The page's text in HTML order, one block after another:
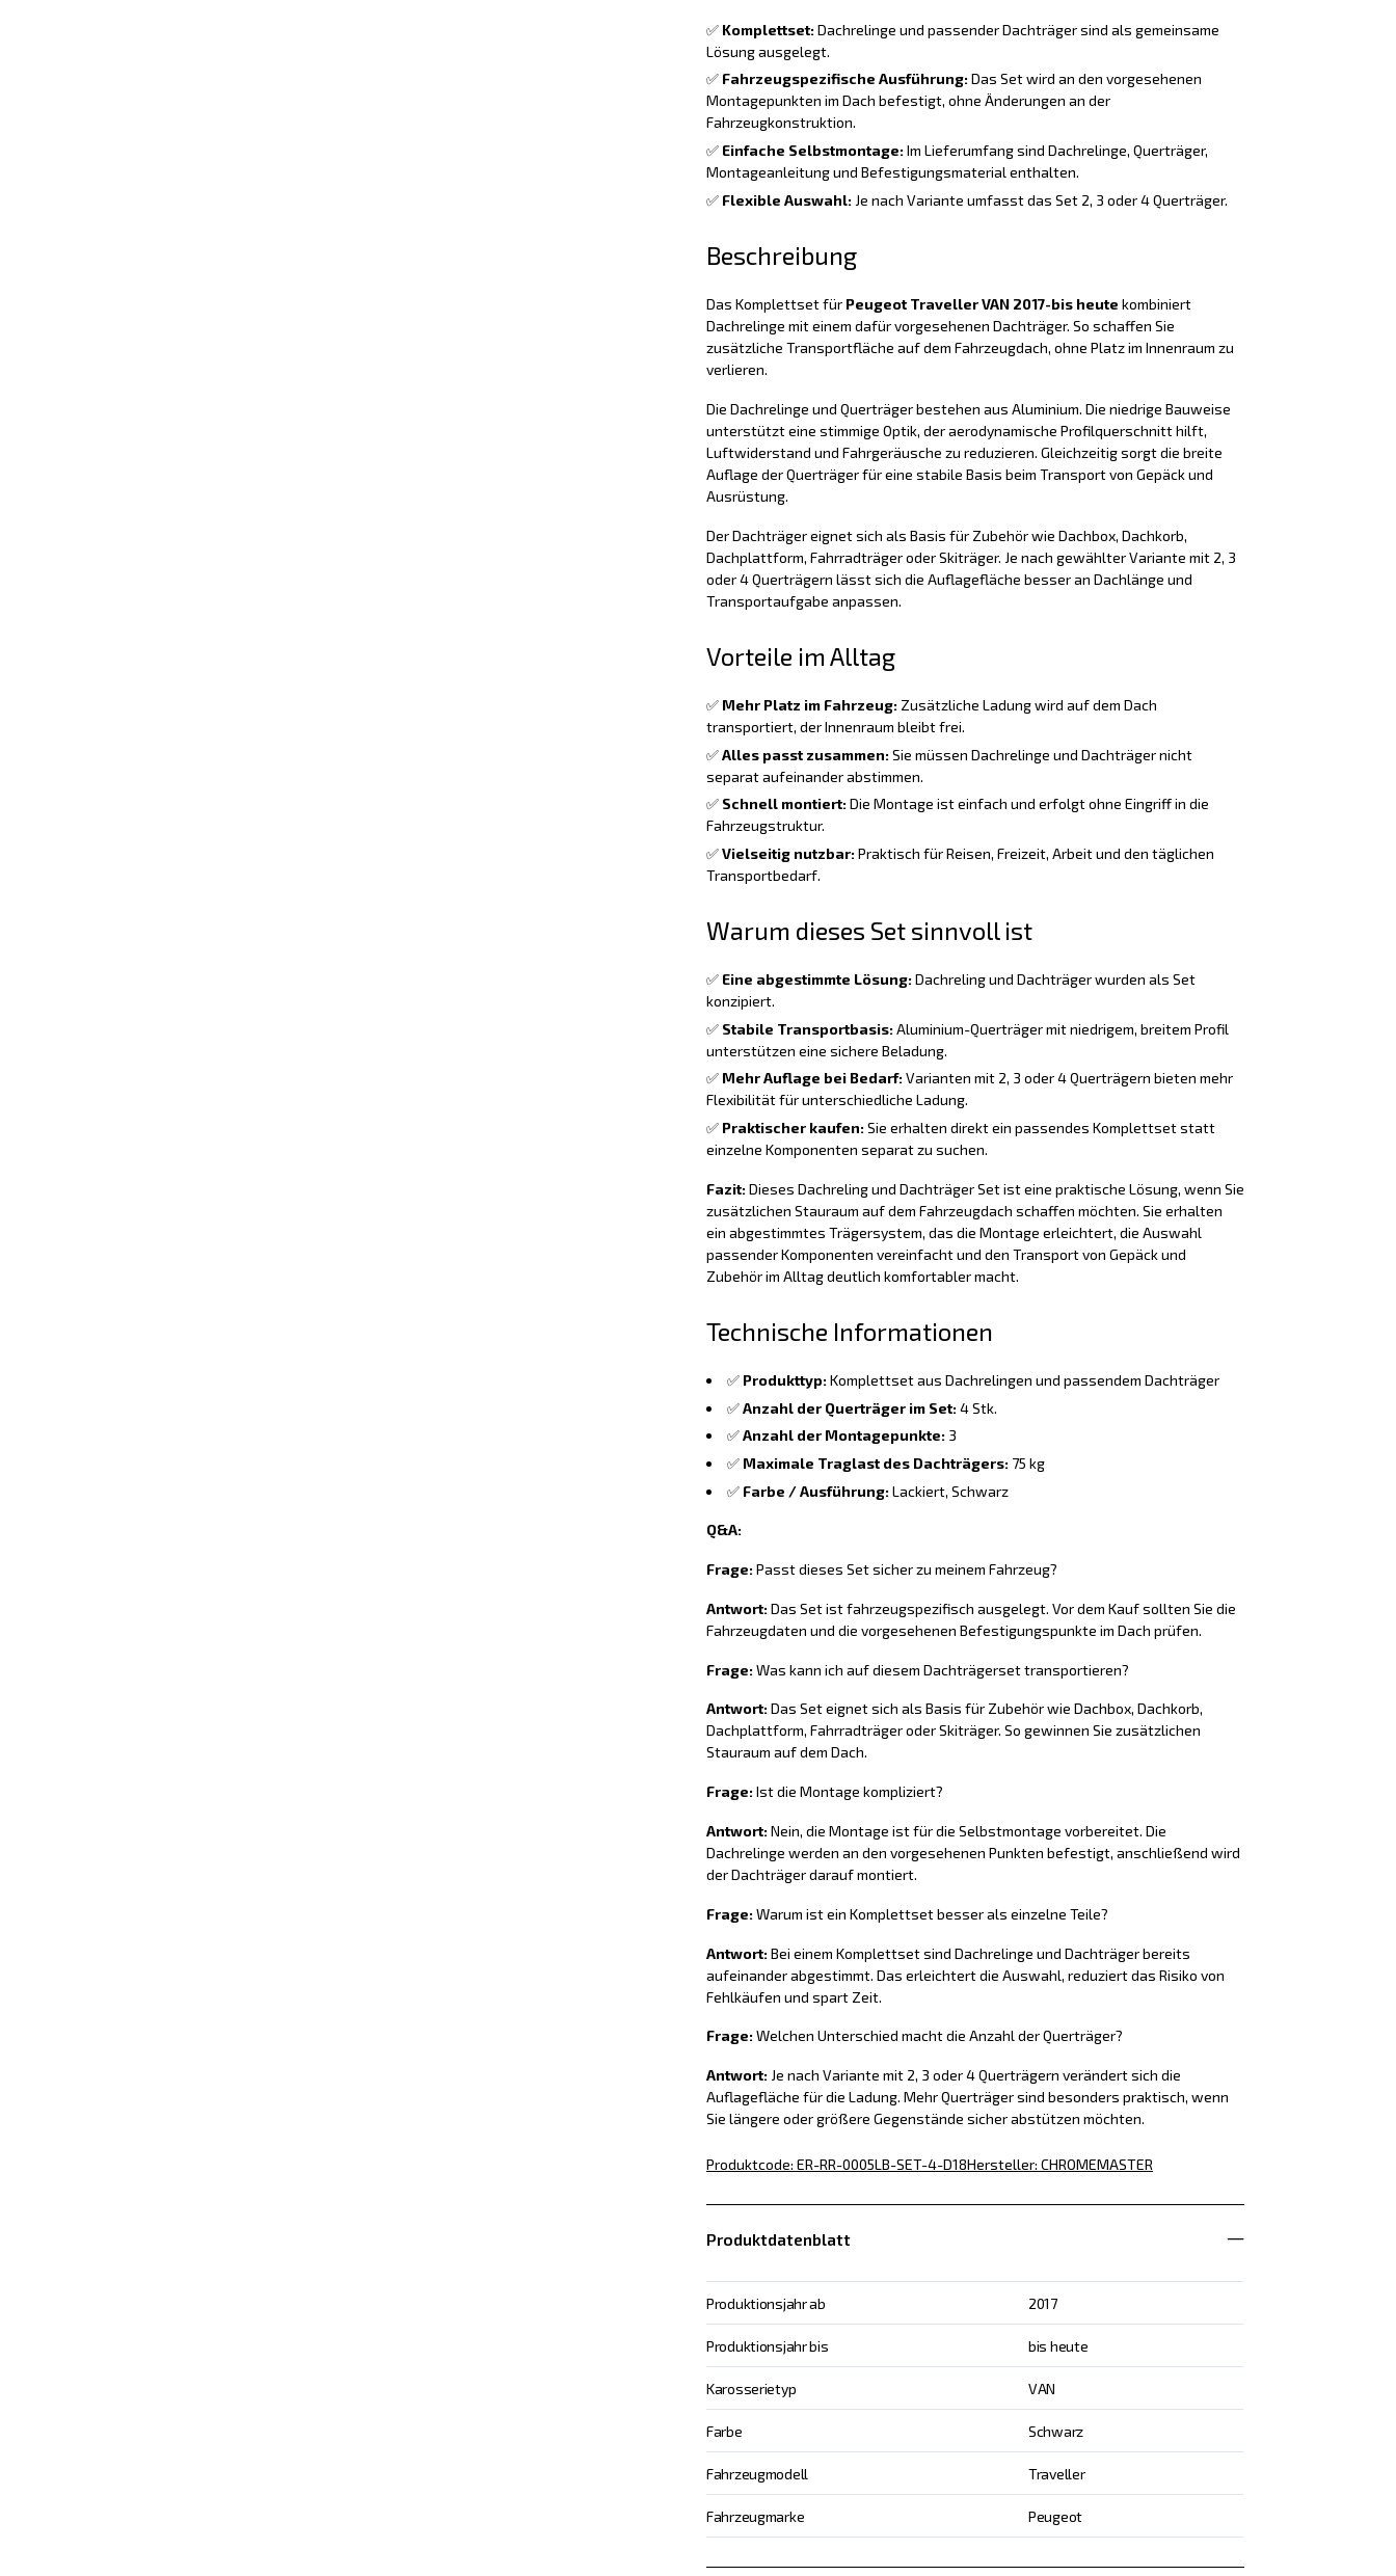
✅ Komplettset:Dachrelinge und passender Dachträger sind als gemeinsame
Lösung ausgelegt.
✅ Fahrzeugspezifische Ausführung:Das Set wird an den vorgesehenen
Montagepunkten im Dach befestigt, ohne Änderungen an der
Fahrzeugkonstruktion.
✅ Einfache Selbstmontage:Im Lieferumfang sind Dachrelinge, Querträger,
Montageanleitung und Befestigungsmaterial enthalten.
✅ Flexible Auswahl:Je nach Variante umfasst das Set 2, 3 oder 4 Querträger.
Beschreibung
Das Komplettset für Peugeot Traveller VAN 2017-bis heute kombiniert
Dachrelinge mit einem dafür vorgesehenen Dachträger. So schaffen Sie
zusätzliche Transportfläche auf dem Fahrzeugdach, ohne Platz im Innenraum zu
verlieren.
Die Dachrelinge und Querträger bestehen aus Aluminium. Die niedrige Bauweise
unterstützt eine stimmige Optik, der aerodynamische Profilquerschnitt hilft,
Luftwiderstand und Fahrgeräusche zu reduzieren. Gleichzeitig sorgt die breite
Auflage der Querträger für eine stabile Basis beim Transport von Gepäck und
Ausrüstung.
Der Dachträger eignet sich als Basis für Zubehör wie Dachbox, Dachkorb,
Dachplattform, Fahrradträger oder Skiträger. Je nach gewählter Variante mit 2, 3
oder 4 Querträgern lässt sich die Auflagefläche besser an Dachlänge und
Transportaufgabe anpassen.
Vorteile im Alltag
✅ Mehr Platz im Fahrzeug:Zusätzliche Ladung wird auf dem Dach
transportiert, der Innenraum bleibt frei.
✅Alles passt zusammen:Sie müssen Dachrelinge und Dachträger nicht
separat aufeinander abstimmen.
✅ Schnell montiert:Die Montage ist einfach und erfolgt ohne Eingriff in die
Fahrzeugstruktur.
✅Vielseitig nutzbar:Praktisch für Reisen, Freizeit, Arbeit und den täglichen
Transportbedarf.
Warum dieses Set sinnvoll ist
✅ Eine abgestimmte Lösung:Dachreling und Dachträger wurden als Set
konzipiert.
✅ Stabile Transportbasis:Aluminium-Querträger mit niedrigem, breitem Profil
unterstützen eine sichere Beladung.
✅ Mehr Auflage bei Bedarf:Varianten mit 2, 3 oder 4 Querträgern bieten mehr
Flexibilität für unterschiedliche Ladung.
✅ Praktischer kaufen:Sie erhalten direkt ein passendes Komplettset statt
einzelne Komponenten separat zu suchen.
Fazit:Dieses Dachreling und Dachträger Set ist eine praktische Lösung, wenn Sie
zusätzlichen Stauraum auf dem Fahrzeugdach schaffen möchten. Sie erhalten
ein abgestimmtes Trägersystem, das die Montage erleichtert, die Auswahl
passender Komponenten vereinfacht und den Transport von Gepäck und
Zubehör im Alltag deutlich komfortabler macht.
Technische Informationen
✅ Produkttyp:Komplettset aus Dachrelingen und passendem Dachträger
✅Anzahl der Querträger im Set:4 Stk.
✅Anzahl der Montagepunkte:3
✅ Maximale Traglast des Dachträgers:75 kg
✅ Farbe / Ausführung:Lackiert, Schwarz
Q&A:
Frage:Passt dieses Set sicher zu meinem Fahrzeug?
Antwort:Das Set ist fahrzeugspezifisch ausgelegt. Vor dem Kauf sollten Sie die
Fahrzeugdaten und die vorgesehenen Befestigungspunkte im Dach prüfen.
Frage:Was kann ich auf diesem Dachträgerset transportieren?
Antwort:Das Set eignet sich als Basis für Zubehör wie Dachbox, Dachkorb,
Dachplattform, Fahrradträger oder Skiträger. So gewinnen Sie zusätzlichen
Stauraum auf dem Dach.
Frage:Ist die Montage kompliziert?
Antwort:Nein, die Montage ist für die Selbstmontage vorbereitet. Die
Dachrelinge werden an den vorgesehenen Punkten befestigt, anschließend wird
der Dachträger darauf montiert.
Frage:Warum ist ein Komplettset besser als einzelne Teile?
Antwort:Bei einem Komplettset sind Dachrelinge und Dachträger bereits
aufeinander abgestimmt. Das erleichtert die Auswahl, reduziert das Risiko von
Fehlkäufen und spart Zeit.
Frage:Welchen Unterschied macht die Anzahl der Querträger?
Antwort:Je nach Variante mit 2, 3 oder 4 Querträgern verändert sich die
Auflagefläche für die Ladung. Mehr Querträger sind besonders praktisch, wenn
Sie längere oder größere Gegenstände sicher abstützen möchten.
Produktcode: ER-RR-0005LB-SET-4-D18Hersteller: CHROMEMASTER
Produktdatenblatt
Produktionsjahr ab 2017
Produktionsjahr bis bis heute
Karosserietyp VAN
Farbe Schwarz
Fahrzeugmodell Traveller
Fahrzeugmarke Peugeot